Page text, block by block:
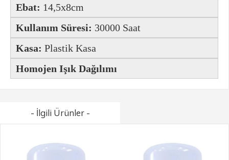
Ebat: 14,5x8cm
Kullanım Süresi: 30000 Saat
Kasa: Plastik Kasa
Homojen Işık Dağılımı
- İlgili Ürünler -